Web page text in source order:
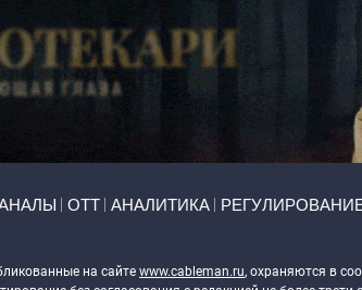
ОТТ АНАЛИТИКА
на сайте www.cableman.ru, охраняются в